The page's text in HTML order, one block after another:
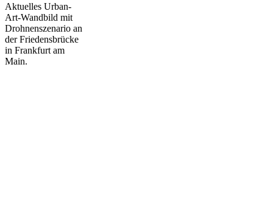
Aktuelles Urban-
Art-Wandbild mit
Drohnenszenario an
der Friedensbrücke
in Frankfurt am
Main.